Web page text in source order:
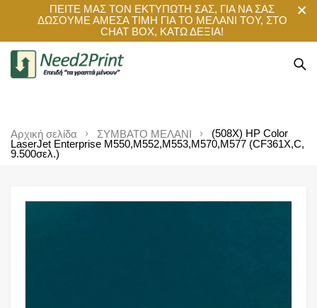
ΠΕΙΤΕ ΜΑΣ ΤΟΝ ΕΚΤΥΠΩΤΗ ΣΑΣ, ΓΙΑ ΝΑ ΣΑΣ
ΔΩΣΟΥΜΕ ΑΜΕΣΑ ΤΙΜΗ ΓΙΑ ΤΟ ΜΕΛΑΝΙ ΤΟΥ, ΣΤΟ
CHAT BOX, ΚΑΤΩ ΔΕΞΙΑ!
Αρχική σελίδα ΣΥΜΒΑΤΟ ΜΕΛΑΝΙ
(508X) HP Color
LaserJet Enterprise M550,M552,M553,M570,M577 (CF361X,C,
9.500σελ.)